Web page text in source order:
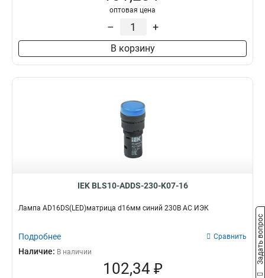
оптовая цена
– +
В корзину
IEK BLS10-ADDS-230-K07-16
Лампа AD16DS(LED)матрица d16мм синий 230В AC ИЭК
Подробнее Сравнить
Наличие: В наличии
102,34 ₽
Задать вопрос